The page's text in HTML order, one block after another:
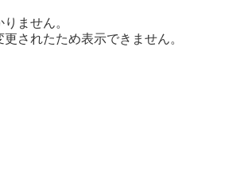
ません。
されたため表示できません。